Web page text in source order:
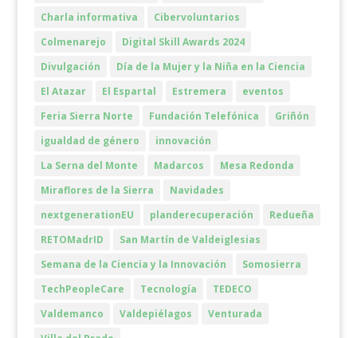
Charla informativa
Cibervoluntarios
Colmenarejo
Digital Skill Awards 2024
Divulgación
Día de la Mujer y la Niña en la Ciencia
El Atazar
El Espartal Estremera
eventos
Feria Sierra Norte
Fundación Telefónica
Griñón
igualdad de género
innovación
La Serna del Monte
Madarcos
Mesa Redonda
Miraflores de la Sierra
Navidades
nextgenerationEU
planderecuperación
Redueña
RETOMadrID
San Martín de Valdeiglesias
Semana de la Ciencia y la Innovación
Somosierra
TechPeopleCare
Tecnología
TEDECO
Valdemanco
Valdepiélagos
Venturada